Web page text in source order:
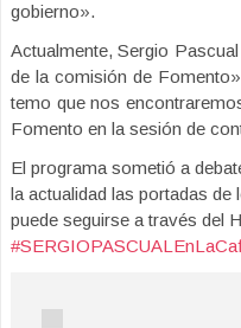
gobierno».
Actualmente, Sergio
de la comisión de
temo que nos
Fomento en la sesión de
El programa sometió a
la actualidad las portadas
puede seguirse a través del